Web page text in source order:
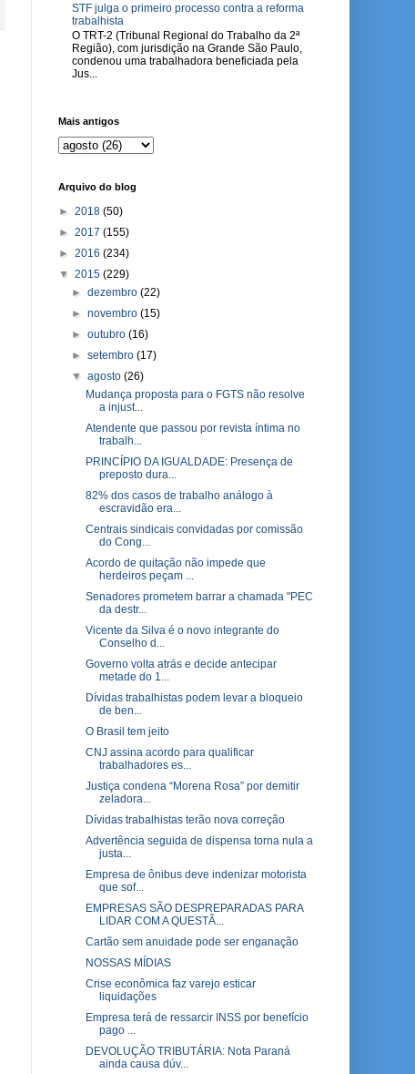
STF julga o primeiro processo contra a reforma
trabalhista
O TRT-2 (Tribunal Regional do Trabalho da 2ª
Região), com jurisdição na Grande São Paulo,
condenou uma trabalhadora beneficiada pela
Jus...
Mais antigos
Arquivo do blog
► 2018 (50)
► 2017 (155)
► 2016 (234)
▼ 2015 (229)
►dezembro(22)
►novembro(15)
►outubro(16)
►setembro(17)
▼agosto(26)
Mudança proposta para o FGTS não resolve
a injust...
Atendente que passou por revista íntima no
trabalh...
PRINCÍPIO DA IGUALDADE: Presença de
preposto dura...
82% dos casos de trabalho análogo à
escravidão era...
Centrais sindicais convidadas por comissão
do Cong...
Acordo de quitação não impede que
herdeiros peçam ...
Senadores prometem barrar a chamada "PEC
da destr...
Vicente da Silva é o novo integrante do
Conselho d...
Governo volta atrás e decide antecipar
metade do 1...
Dívidas trabalhistas podem levar a bloqueio
de ben...
O Brasil tem jeito
CNJ assina acordo para qualificar
trabalhadores es...
Justiça condena “Morena Rosa” por demitir
zeladora...
Dívidas trabalhistas terão nova correção
Advertência seguida de dispensa torna nula a
justa...
Empresa de ônibus deve indenizar motorista
que sof...
EMPRESAS SÃO DESPREPARADAS PARA
LIDAR COM A QUESTÃ...
Cartão sem anuidade pode ser enganação
NOSSAS MÍDIAS
Crise econômica faz varejo esticar
liquidações
Empresa terá de ressarcir INSS por benefício
pago ...
DEVOLUÇÃO TRIBUTÁRIA: Nota Paraná
ainda causa dúv...